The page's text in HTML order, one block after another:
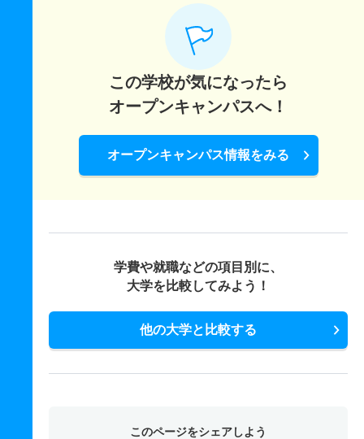
この学校が気になったら
オープンキャンパスへ！
オープンキャンパス情報をみる
学費や就職などの項目別に、
大学を比較してみよう！
他の大学と比較する
このページをシェアしよう